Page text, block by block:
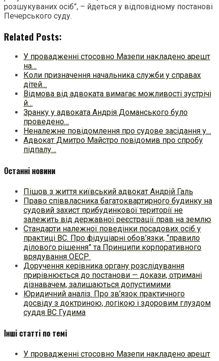
розшукуваних осіб”, – йдеться у відповідному постанові
Печерського суду.
Related Posts:
У провадженні стосовно Мазепи накладено арешт
на…
Коли призначення начальника служби у справах
дітей…
Відмова від адвоката вимагає можливості зустрічі
й…
Зранку у адвоката Андрія Доманського було
проведено…
Неналежне повідомлення про судове засідання у…
Адвокат Дмитро Майстро повідомив про спробу
підпалу…
Останні новини
Пішов з життя київський адвокат Андрій Галь
Право співвласника багатоквартирного будинку на
судовий захист прибудинкової території не
залежить від державної реєстрації прав на землю
Стандарти належної поведінки посадових осіб у
практиці ВC. Про фідуціарні обов’язки, “правило
ділового рішення” та Принципи корпоративного
врядування ОЕСР
Доручення керівника органу розслідування
прирівнюється до постанови — докази, отримані
дізнавачем, залишаються допустимими
Юридичний аналіз. Про зв’язок практичного
досвіду з доктриною, логікою і здоровим глуздом
суддя ВС Гудима
Інші статті по темі
У провадженні стосовно Мазепи накладено арешт